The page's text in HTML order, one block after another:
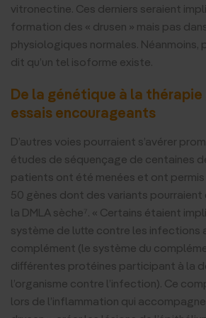
vitronectine. Ces derniers seraient
formation des « drusen » mais pas
physiologiques normales. Néanmoins,
dit qu’un tel isoforme existe.
De la génétique à la thérapie
essais encourageants
D’autres voies pourraient s’avérer
études de séquençage de centaines
patients ont été menées et ont permis
50 gènes dont des variants pourraient
la DMLA sèche⁷. « Certains étaient
système de lutte contre les infections
complément (le système du
différentes protéines participant à la
l’organisme contre l’infection). Ce
lors de l’inflammation qui